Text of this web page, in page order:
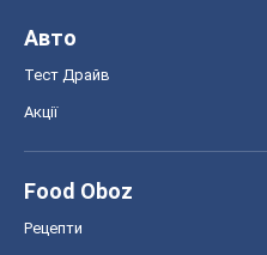
Авто
Тест Драйв
Акції
Food Oboz
Рецепти